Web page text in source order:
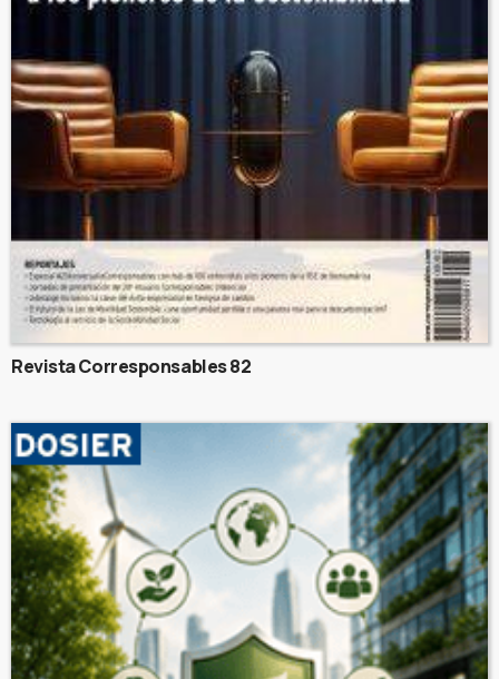
Revista Corresponsables 82